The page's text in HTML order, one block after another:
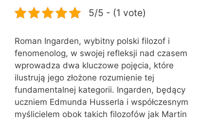
5/5 - (1 vote)
Roman Ingarden, wybitny polski filozof i
fenomenolog, w swojej refleksji nad czasem
wprowadza dwa kluczowe pojęcia, które
ilustrują jego złożone rozumienie tej
fundamentalnej kategorii. Ingarden, będący
uczniem Edmunda Husserla i współczesnym
myślicielem obok takich filozofów jak Martin